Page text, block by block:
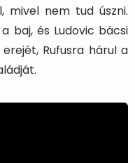
mivel nem tud úszni.
baj, és Ludovic bácsi
Rufusra hárul a